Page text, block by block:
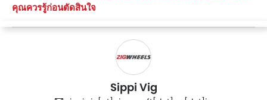
คุณควรรู้ก่อนตัดสินใจ
Sippi Vig